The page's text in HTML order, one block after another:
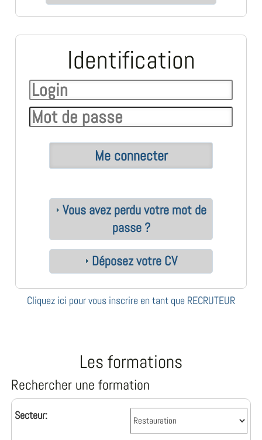
Identification
Vous avez perdu votre mot de
passe ?
Déposez votre CV
Cliquez ici pour vous inscrire en tant que RECRUTEUR
Les formations
Rechercher une formation
Secteur: